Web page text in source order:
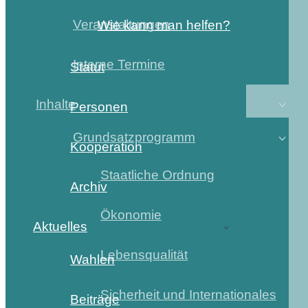
Veranstaltungen
Interne Termine
Inhalte
Grundsatzprogramm
Staatliche Ordnung
Ökonomie
Lebensqualität
Sicherheit und Internationales
Wie kann man helfen?
Statut
Personen
Kooperation
Archiv
Aktuelles
Wahlen
Beiträge